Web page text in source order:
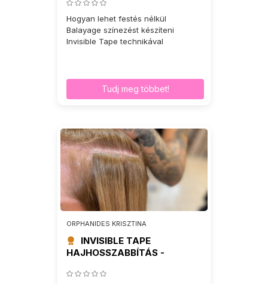
Hogyan lehet festés nélkül
Balayage színezést készíteni
Invisible Tape technikával
Tudj meg többet!
ORPHANIDES KRISZTINA
INVISIBLE TAPE
HAJHOSSZABBÍTÁS -